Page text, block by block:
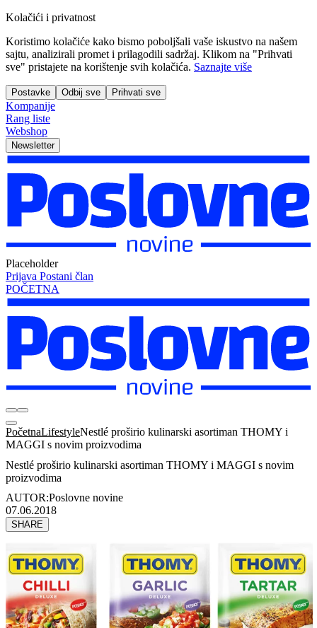
Kolačići i privatnost
Koristimo kolačiće kako bismo poboljšali vaše iskustvo na našem
sajtu, analizirali promet i prilagodili sadržaj. Klikom na "Prihvati
sve" pristajete na korištenje svih kolačića. Saznajte više
Postavke Odbij sve Prihvati sve
Kompanije
Rang liste
Webshop
Newsletter
Placeholder
Prijava Postani član
POČETNA
PočetnaLifestyleNestlé proširio kulinarski asortiman THOMY i
MAGGI s novim proizvodima
Nestlé proširio kulinarski asortiman THOMY i MAGGI s novim
proizvodima
AUTOR:Poslovne novine
07.06.2018
SHARE